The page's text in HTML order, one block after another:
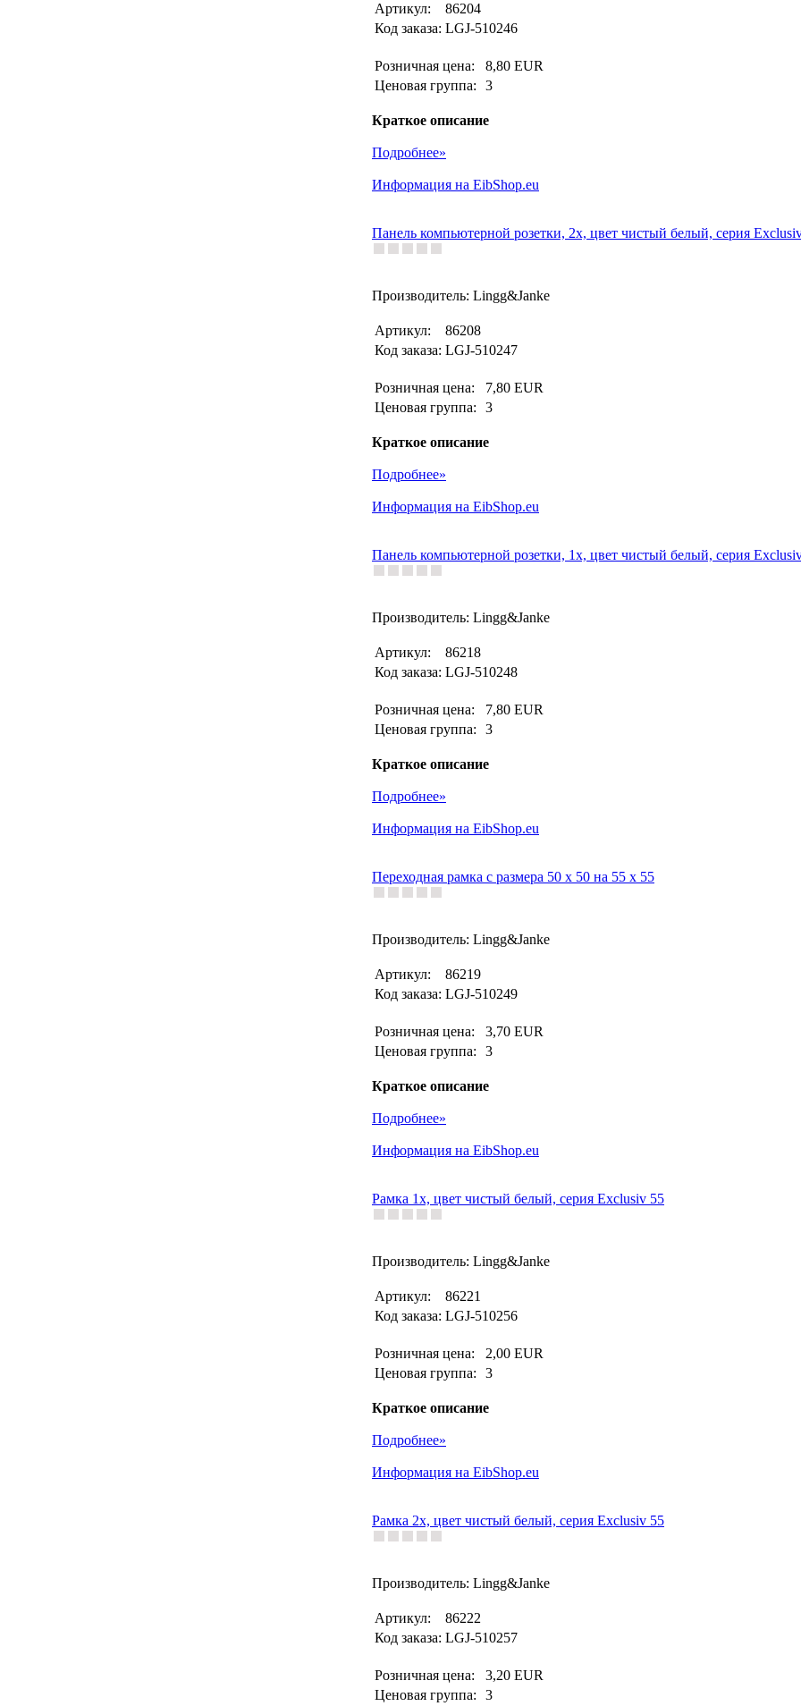
Артикул:
86204
Код заказа: LGJ-510246
Розничная цена:
8,80 EUR
Ценовая группа:
3
Краткое описание
Подробнее»
Информация на EibShop.eu
Панель компьютерной розетки, 2х, цвет чистый белый, серия
Производитель: Lingg&Janke
Артикул:
86208
Код заказа: LGJ-510247
Розничная цена:
7,80 EUR
Ценовая группа:
3
Краткое описание
Подробнее»
Информация на EibShop.eu
Панель компьютерной розетки, 1х, цвет чистый белый, серия
Производитель: Lingg&Janke
Артикул:
86218
Код заказа: LGJ-510248
Розничная цена:
7,80 EUR
Ценовая группа:
3
Краткое описание
Подробнее»
Информация на EibShop.eu
Переходная рамка с размера 50 х 50 на 55 х 55
Производитель: Lingg&Janke
Артикул:
86219
Код заказа: LGJ-510249
Розничная цена:
3,70 EUR
Ценовая группа:
3
Краткое описание
Подробнее»
Информация на EibShop.eu
Рамка 1x, цвет чистый белый, серия Exclusiv 55
Производитель: Lingg&Janke
Артикул:
86221
Код заказа: LGJ-510256
Розничная цена:
2,00 EUR
Ценовая группа:
3
Краткое описание
Подробнее»
Информация на EibShop.eu
Рамка 2x, цвет чистый белый, серия Exclusiv 55
Производитель: Lingg&Janke
Артикул:
86222
Код заказа: LGJ-510257
Розничная цена:
3,20 EUR
Ценовая группа:
3